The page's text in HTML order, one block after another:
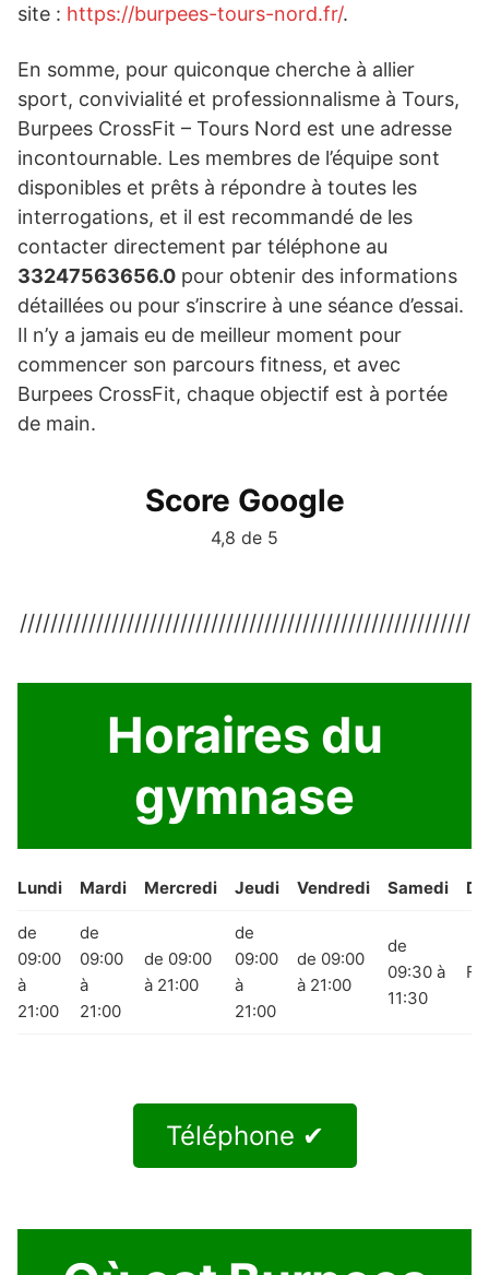
site : https://burpees-tours-nord.fr/.
En somme, pour quiconque cherche à allier
sport, convivialité et professionnalisme à Tours,
Burpees CrossFit – Tours Nord est une adresse
incontournable. Les membres de l’équipe sont
disponibles et prêts à répondre à toutes les
interrogations, et il est recommandé de les
contacter directement par téléphone au
33247563656.0 pour obtenir des informations
détaillées ou pour s’inscrire à une séance d’essai.
Il n’y a jamais eu de meilleur moment pour
commencer son parcours fitness, et avec
Burpees CrossFit, chaque objectif est à portée
de main.
Score Google
4,8 de 5
///////////////////////////////////////////////////////////
Horaires du
gymnase
Lundi Mardi Mercredi Jeudi Vendredi Samedi
de
09:00
à
21:00
de
09:00
à
21:00
de 09:00
à 21:00
de
09:00
à
21:00
de 09:00
à 21:00
de
09:30 à
11:30
Téléphone ✔